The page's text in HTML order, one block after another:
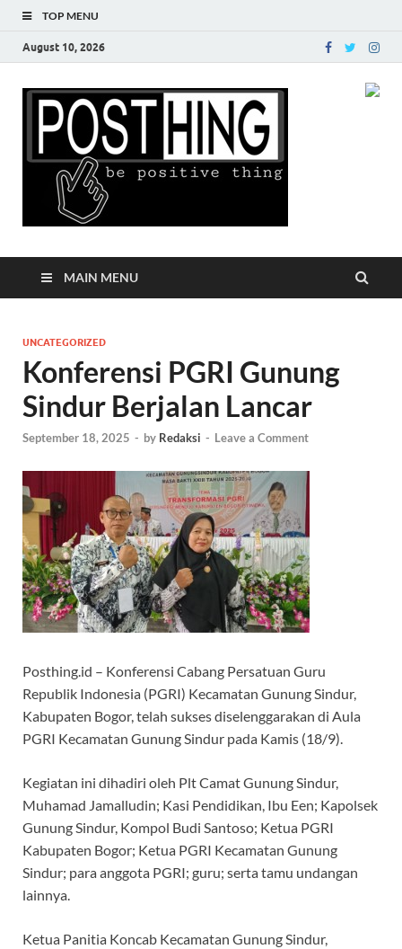
TOP MENU
August 10, 2026
MAIN MENU
UNCATEGORIZED
Konferensi PGRI Gunung
Sindur Berjalan Lancar
September 18, 2025 - by Redaksi - Leave a Comment
Posthing.id – Konferensi Cabang Persatuan Guru
Republik Indonesia (PGRI) Kecamatan Gunung Sindur,
Kabupaten Bogor, telah sukses diselenggarakan di Aula
PGRI Kecamatan Gunung Sindur pada Kamis (18/9).
Kegiatan ini dihadiri oleh Plt Camat Gunung Sindur,
Muhamad Jamalludin; Kasi Pendidikan, Ibu Een; Kapolsek
Gunung Sindur, Kompol Budi Santoso; Ketua PGRI
Kabupaten Bogor; Ketua PGRI Kecamatan Gunung
Sindur; para anggota PGRI; guru; serta tamu undangan
lainnya.
Ketua Panitia Koncab Kecamatan Gunung Sindur,